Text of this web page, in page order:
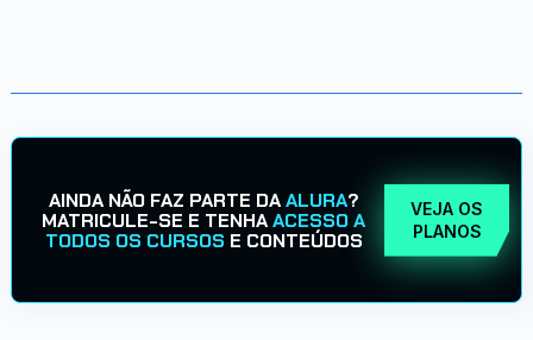
AINDA NÃO FAZ PARTE DAALURA?
MATRICULE-SE E TENHAACESSO A
TODOS OS CURSOS E CONTEÚDOS
VEJA OS
PLANOS